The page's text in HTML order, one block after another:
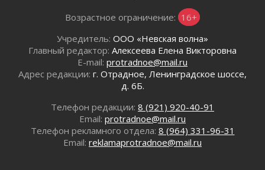
02 августа 2026
Пропавшего подростка нашли в Кировском
районе Ленобласти
02 августа 2026
Жителям Ленобласти напомнили, как
действовать при укусе клеща
В Ивангороде назвали новых почетных
граждан Ленинградской области
02 августа 2026
Готовность №1
Возрастное ограничение: 16+
Учредитель: ООО «Невская волна»
Главный редактор: Алексеева Елена Викторовна
E-mail: protradnoe@mail.ru
Адрес редакции: г. Отрадное, Ленинградское шоссе,
д. 6Б.
Телефон редакции: 8 (921) 920-40-91
Email: protradnoe@mail.ru
Телефон рекламного отдела: 8 (964) 331-96-31
Email: reklamaprotradnoe@mail.ru